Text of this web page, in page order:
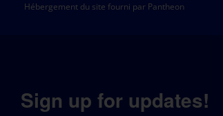
Hébergement du site fourni par Pantheon
Sign up for updates!